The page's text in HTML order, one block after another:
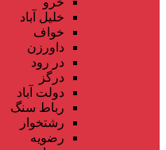
خلیل آباد
خواف
داورزن
در رود
درگز
دولت آباد
رباط سنگ
رشتخوار
رضویه